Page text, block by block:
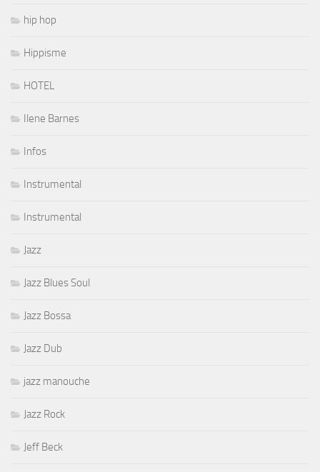
hip hop
Hippisme
HOTEL
Ilene Barnes
Infos
Instrumental
Instrumental
Jazz
Jazz Blues Soul
Jazz Bossa
Jazz Dub
jazz manouche
Jazz Rock
Jeff Beck